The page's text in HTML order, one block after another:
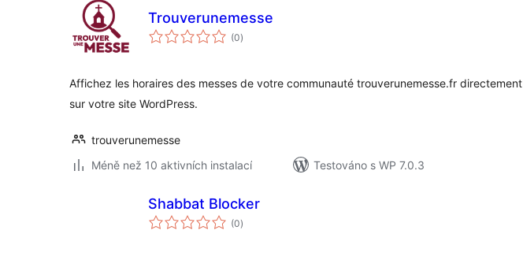
Trouverunemesse
(0celkové
hodnocení
)
Affichez les horaires des messes de votre communauté trouverunemesse.fr directement
sur votre site WordPress.
trouverunemesse
Méně než 10 aktivních instalací
Testováno s WP 7.0.3
Shabbat Blocker
(0celkové
hodnocení
)